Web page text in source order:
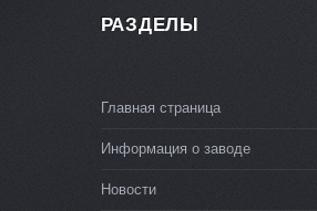
РАЗДЕЛЫ
Главная страница
Информация о заводе
Новости